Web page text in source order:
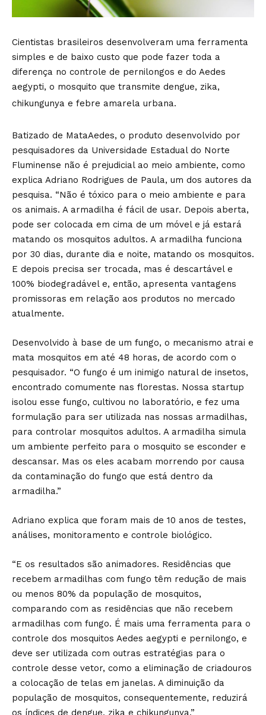
Cientistas brasileiros desenvolveram uma ferramenta
simples e de baixo custo que pode fazer toda a
diferença no controle de pernilongos e do Aedes
aegypti, o mosquito que transmite dengue, zika,
chikungunya e febre amarela urbana.
Batizado de MataAedes, o produto desenvolvido por
pesquisadores da Universidade Estadual do Norte
Fluminense não é prejudicial ao meio ambiente, como
explica Adriano Rodrigues de Paula, um dos autores da
pesquisa. “Não é tóxico para o meio ambiente e para
os animais. A armadilha é fácil de usar. Depois aberta,
pode ser colocada em cima de um móvel e já estará
matando os mosquitos adultos. A armadilha funciona
por 30 dias, durante dia e noite, matando os mosquitos.
E depois precisa ser trocada, mas é descartável e
100% biodegradável e, então, apresenta vantagens
promissoras em relação aos produtos no mercado
atualmente.
Desenvolvido à base de um fungo, o mecanismo atrai e
mata mosquitos em até 48 horas, de acordo com o
pesquisador. “O fungo é um inimigo natural de insetos,
encontrado comumente nas florestas. Nossa startup
isolou esse fungo, cultivou no laboratório, e fez uma
formulação para ser utilizada nas nossas armadilhas,
para controlar mosquitos adultos. A armadilha simula
um ambiente perfeito para o mosquito se esconder e
descansar. Mas os eles acabam morrendo por causa
da contaminação do fungo que está dentro da
armadilha.”
Adriano explica que foram mais de 10 anos de testes,
análises, monitoramento e controle biológico.
“E os resultados são animadores. Residências que
recebem armadilhas com fungo têm redução de mais
ou menos 80% da população de mosquitos,
comparando com as residências que não recebem
armadilhas com fungo. É mais uma ferramenta para o
controle dos mosquitos Aedes aegypti e pernilongo, e
deve ser utilizada com outras estratégias para o
controle desse vetor, como a eliminação de criadouros
a colocação de telas em janelas. A diminuição da
população de mosquitos, consequentemente, reduzirá
os índices de dengue, zika e chikungunya.”